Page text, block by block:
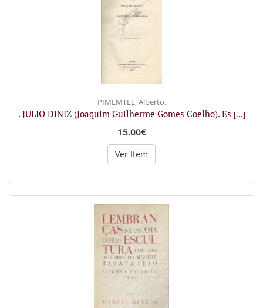
PIMEMTEL, Alberto.
. JULIO DINIZ (Joaquim Guilherme Gomes Coelho). Es [...]
15.00€
Ver Item